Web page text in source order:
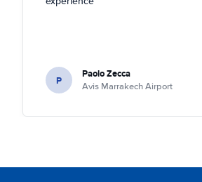
P Paolo Zecca
Avis Marrakech Airport